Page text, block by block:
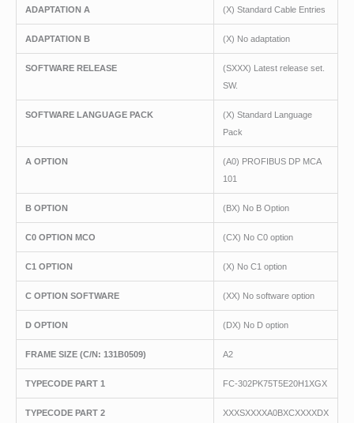
ADAPTATION A (X) Standard Cable Entries
ADAPTATION B (X) No adaptation
SOFTWARE RELEASE
(SXXX) Latest release set.
SW.
SOFTWARE LANGUAGE PACK
(X) Standard Language
Pack
A OPTION
(A0) PROFIBUS DP MCA
101
B OPTION (BX) No B Option
C0 OPTION MCO (CX) No C0 option
C1 OPTION (X) No C1 option
C OPTION SOFTWARE (XX) No software option
D OPTION (DX) No D option
FRAME SIZE (C/N: 131B0509) A2
TYPECODE PART 1 FC-302PK75T5E20H1XGX
TYPECODE PART 2 XXXSXXXXA0BXCXXXXDX